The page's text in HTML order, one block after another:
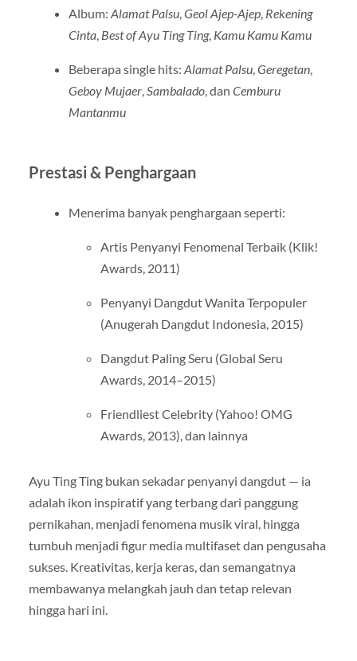
Album: Alamat Palsu,Geol Ajep-Ajep, Rekening
Cinta, Best of Ayu Ting Ting, Kamu Kamu Kamu
Beberapa single hits: Alamat Palsu,Geregetan,
Geboy Mujaer,Sambalado, dan Cemburu
Mantanmu
Prestasi & Penghargaan
Menerima banyak penghargaan seperti:
Artis Penyanyi Fenomenal Terbaik (Klik!
Awards, 2011)
Penyanyi Dangdut Wanita Terpopuler
(Anugerah Dangdut Indonesia, 2015)
Dangdut Paling Seru (Global Seru
Awards, 2014–2015)
Friendliest Celebrity (Yahoo! OMG
Awards, 2013), dan lainnya
Ayu Ting Ting bukan sekadar penyanyi dangdut — ia
adalah ikon inspiratif yang terbang dari panggung
pernikahan, menjadi fenomena musik viral, hingga
tumbuh menjadi figur media multifaset dan pengusaha
sukses. Kreativitas, kerja keras, dan semangatnya
membawanya melangkah jauh dan tetap relevan
hingga hari ini.